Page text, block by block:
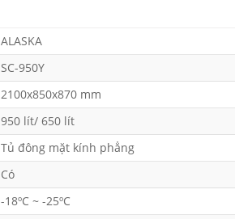
ALASKA
SC-950Y
2100x850x870 mm
950 lít/ 650 lít
Tủ đông mặt kính phẳng
Có
-18ºC ~ -25ºC